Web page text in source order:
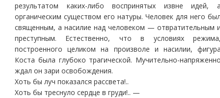
результатом каких-либо воспринятых извне идей,
органическим существом его натуры. Человек для него
священным, а насилие над человеком — отвратительным
преступным. Естественно, что в условиях
построенного целиком на произволе и насилии,
Коста была глубоко трагической. Мучительно-
ждал он зари освобождения.
Хоть бы луч показался рассвета!..
Хоть бы треснуло сердце в груди!.. —